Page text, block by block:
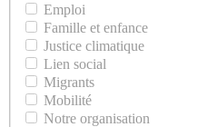
Emploi
Famille et enfance
Justice climatique
Lien social
Migrants
Mobilité
Notre organisation